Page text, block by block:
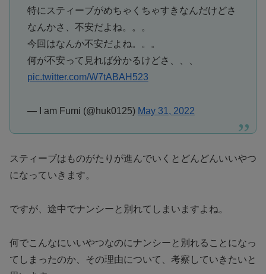
特にスティーブがめちゃくちゃすきなんだけどさ
なんかさ、不安だよね。。。
今回はなんか不安だよね。。。
何が不安って見れば分かるけどさ、、、
pic.twitter.com/W7tABAH523
— I am Fumi (@huk0125) May 31, 2022
スティーブはものがたりが進んでいくとどんどんいいやつ
になっていきます。
ですが、途中でナンシーと別れてしまいますよね。
何でこんなにいいやつなのにナンシーと別れることになっ
てしまったのか、その理由について、考察していきたいと